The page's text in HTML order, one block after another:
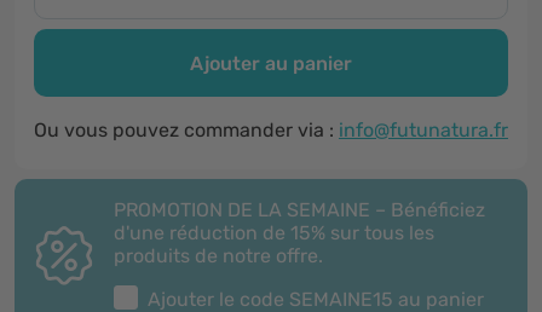
Ajouter au panier
Ou vous pouvez commander via : info@futunatura.fr
PROMOTION DE LA SEMAINE – Bénéficiez
d'une réduction de 15% sur tous les
produits de notre offre.
Ajouter le code SEMAINE15 au panier